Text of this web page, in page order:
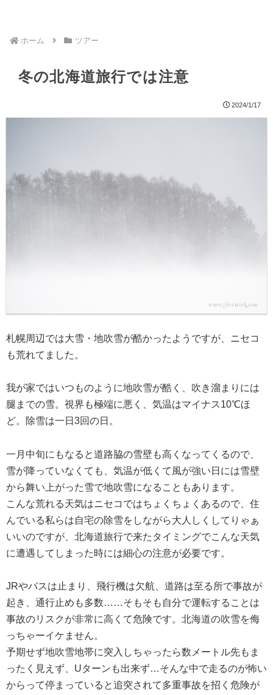
ホーム ツアー
冬の北海道旅行では注意
2024/1/17
札幌周辺では大雪・地吹雪が酷かったようですが、ニセコ
も荒れてました。
我が家ではいつものように地吹雪が酷く、吹き溜まりには
腿までの雪。視界も極端に悪く、気温はマイナス10℃ほ
ど。除雪は一日3回の日。
一月中旬にもなると道路脇の雪壁も高くなってくるので、
雪が降っていなくても、気温が低くて風が強い日には雪壁
から舞い上がった雪で地吹雪になることもあります。
こんな荒れる天気はニセコではちょくちょくあるので、住
んでいる私らは自宅の除雪をしながら大人しくしてりゃぁ
いいのですが、北海道旅行で来たタイミングでこんな天気
に遭遇してしまった時には細心の注意が必要です。
JRやバスは止まり、飛行機は欠航、道路は至る所で事故が
起き、通行止めも多数……そもそも自分で運転することは
事故のリスクが非常に高くて危険です。北海道の吹雪を侮
っちゃーイケません。
予期せず地吹雪地帯に突入しちゃったら数メートル先もま
ったく見えず、Uターンも出来ず…そんな中で走るのが怖い
からって停まっていると追突されて多重事故を招く危険が